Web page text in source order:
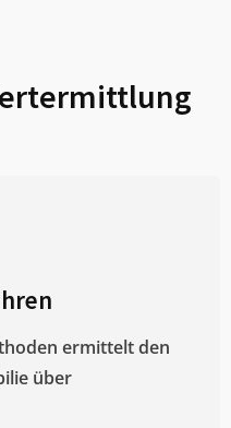
ermittelt den
über